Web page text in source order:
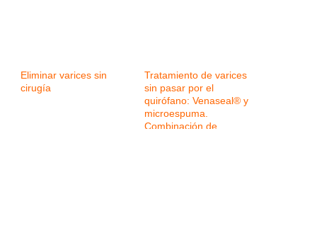
Eliminar varices sin
cirugía
Tratamiento de varices
sin pasar por el
quirófano: Venaseal® y
microespuma.
Combinación de